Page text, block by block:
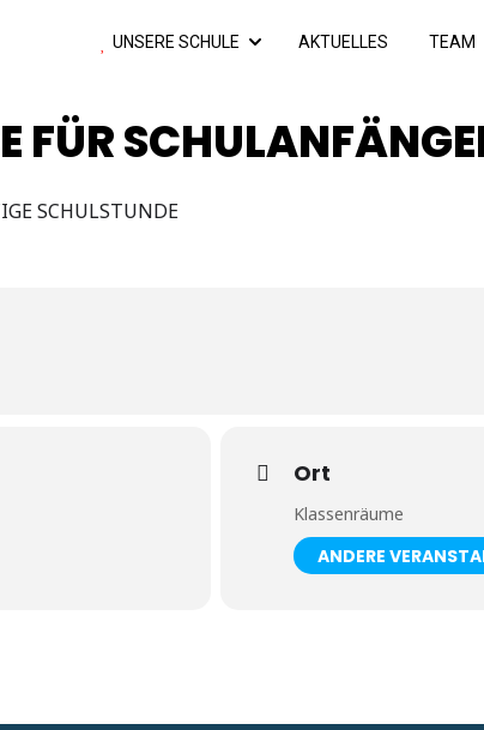
UNSERE SCHULE AKTUELLES TEAM
FÜR
SCHULSTUNDE
Ort
Klassenräume
ANDERE